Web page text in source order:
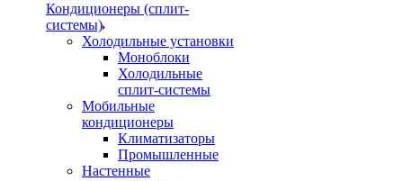
Кондиционеры (сплит-
системы)
Холодильные установки
Моноблоки
Холодильные
сплит-системы
Мобильные
кондиционеры
Климатизаторы
Промышленные
Настенные